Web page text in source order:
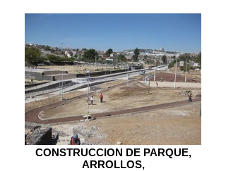
CONSTRUCCION DE PARQUE,
ARROLLOS,